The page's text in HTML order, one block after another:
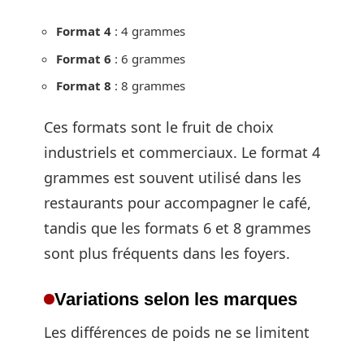
Format 4 : 4 grammes
Format 6 : 6 grammes
Format 8 : 8 grammes
Ces formats sont le fruit de choix
industriels et commerciaux. Le format 4
grammes est souvent utilisé dans les
restaurants pour accompagner le café,
tandis que les formats 6 et 8 grammes
sont plus fréquents dans les foyers.
Variations selon les marques
Les différences de poids ne se limitent